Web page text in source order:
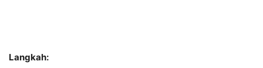
Langkah: